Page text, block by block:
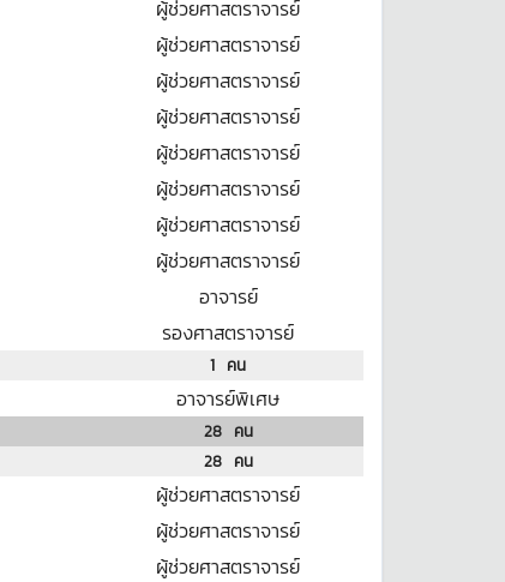
ผู้ช่วยศาสตราจารย์
ผู้ช่วยศาสตราจารย์
ผู้ช่วยศาสตราจารย์
ผู้ช่วยศาสตราจารย์
ผู้ช่วยศาสตราจารย์
ผู้ช่วยศาสตราจารย์
ผู้ช่วยศาสตราจารย์
ผู้ช่วยศาสตราจารย์
อาจารย์
รองศาสตราจารย์
1 คน
อาจารย์พิเศษ
28คน
28คน
ผู้ช่วยศาสตราจารย์
ผู้ช่วยศาสตราจารย์
ผู้ช่วยศาสตราจารย์